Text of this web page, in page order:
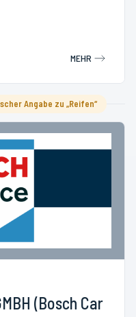
MEHR
Angabe zu „Reifen“
(Bosch Car